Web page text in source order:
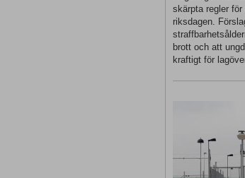
skärpta regler för
riksdagen.
brott och att
kraftigt för